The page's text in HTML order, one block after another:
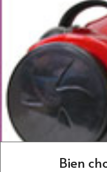
Bien